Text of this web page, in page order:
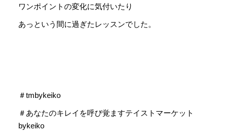
ワンポイントの変化に気付いたり
あっという間に過ぎたレッスンでした。
＃tmbykeiko
＃あなたのキレイを呼び覚ますテイストマーケット
bykeiko